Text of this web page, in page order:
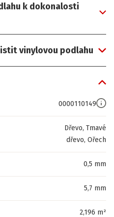
k dokonalosti
vinylovou podlahu
0000110149
Dřevo, Tmavé
dřevo, Ořech
0,5 mm
5,7 mm
2,196 m²